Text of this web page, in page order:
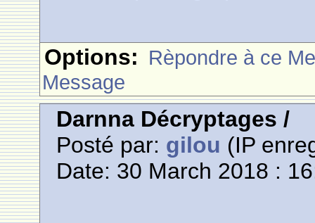
Options: Rèpondre à ce
Message
Darnna Décryptages /
Posté par: gilou (IP
Date: 30 March 2018 :